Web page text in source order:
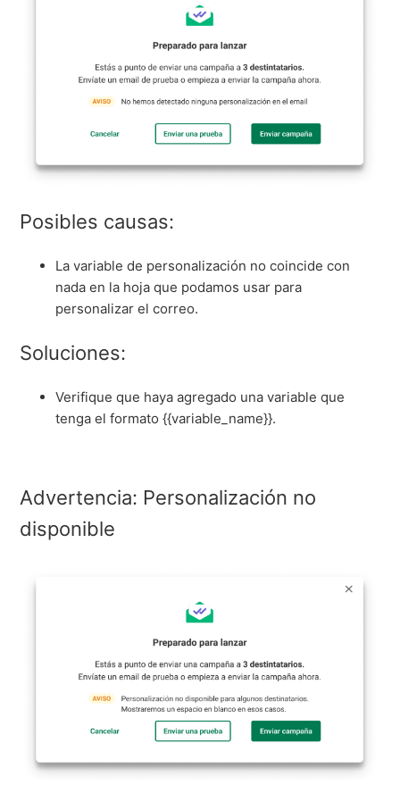
Posibles causas:
La variable de personalización no coincide con
nada en la hoja que podamos usar para
personalizar el correo.
Soluciones:
Verifique que haya agregado una variable que
tenga el formato {{variable_name}}.
Advertencia: Personalización no
disponible